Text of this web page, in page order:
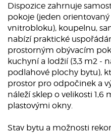
Dispozice zahrnuje
pokoje (jeden
vnitrobloku), koupelnu,
nabízí praktické
prostorným obývacím
kuchyní a lodžií (3,3 m2 -
podlahové plochy bytu),
prostor pro odpočinek a
náleží sklep o velikosti 1,6
plastovými okny.
Stav bytu a možnosti